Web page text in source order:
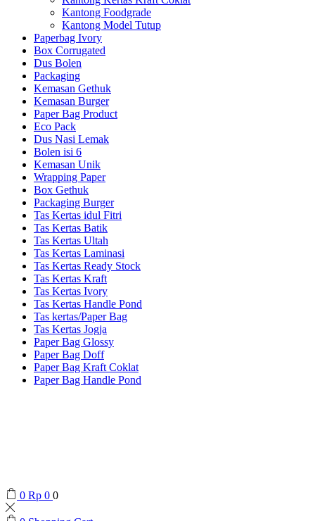
Kantong Foodgrade
Kantong Model Tutup
Paperbag Ivory
Box Corrugated
Dus Bolen
Packaging
Kemasan Gethuk
Kemasan Burger
Paper Bag Product
Eco Pack
Dus Nasi Lemak
Bolen isi 6
Kemasan Unik
Wrapping Paper
Box Gethuk
Packaging Burger
Tas Kertas idul Fitri
Tas Kertas Batik
Tas Kertas Ultah
Tas Kertas Laminasi
Tas Kertas Ready Stock
Tas Kertas Kraft
Tas Kertas Ivory
Tas Kertas Handle Pond
Tas kertas/Paper Bag
Tas Kertas Jogja
Paper Bag Glossy
Paper Bag Doff
Paper Bag Kraft Coklat
Paper Bag Handle Pond
0 Rp 0 0